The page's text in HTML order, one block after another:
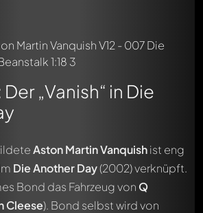
„Vanish“ in Die
Aston Martin Vanquishist eng
Die Another Day(2002) verknüpft.
Bond das Fahrzeug von Q
Cleese). Bond selbst wird von